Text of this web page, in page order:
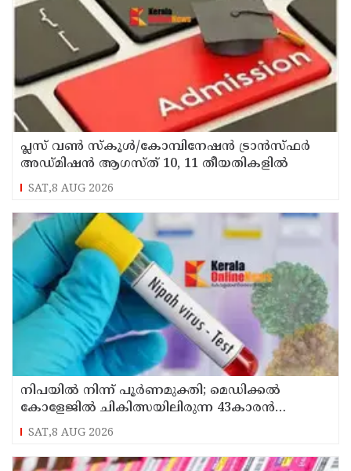
പ്ലസ് വൺ സ്‌കൂൾ/കോമ്പിനേഷൻ ട്രാൻസ്ഫർ
അഡ്മിഷൻ ആഗസ്ത് 10, 11 തീയതികളിൽ
SAT,8 AUG 2026
നിപയിൽ നിന്ന് പൂർണമുക്തി; മെഡിക്കൽ
കോളേജിൽ ചികിത്സയിലിരുന്ന 43കാരൻ
വീട്ടിലേക്ക് മടങ്ങി
SAT,8 AUG 2026